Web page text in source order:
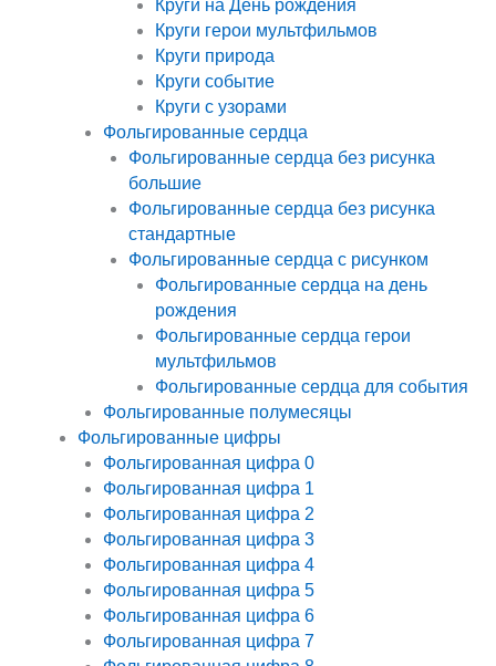
Круги на День рождения
Круги герои мультфильмов
Круги природа
Круги событие
Круги с узорами
Фольгированные сердца
Фольгированные сердца без рисунка
большие
Фольгированные сердца без рисунка
стандартные
Фольгированные сердца с рисунком
Фольгированные сердца на день
рождения
Фольгированные сердца герои
мультфильмов
Фольгированные сердца для события
Фольгированные полумесяцы
Фольгированные цифры
Фольгированная цифра 0
Фольгированная цифра 1
Фольгированная цифра 2
Фольгированная цифра 3
Фольгированная цифра 4
Фольгированная цифра 5
Фольгированная цифра 6
Фольгированная цифра 7